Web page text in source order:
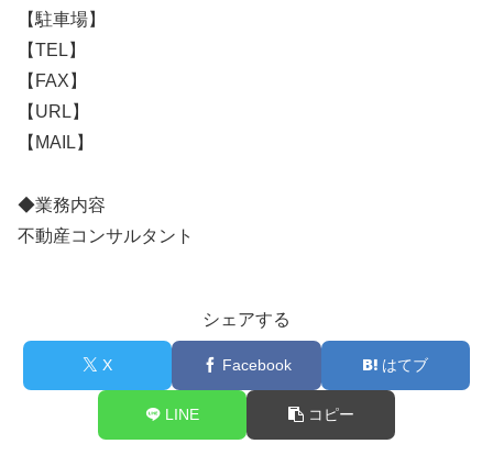
【駐車場】
【TEL】
【FAX】
【URL】
【MAIL】
◆業務内容
不動産コンサルタント
シェアする
X Facebook はてブ
LINE コピー